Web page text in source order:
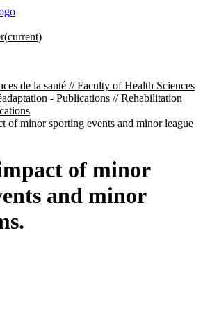
(current)
de la santé // Faculty of Health Sciences
- Publications // Rehabilitation
of minor sporting events and minor league
of minor
and minor